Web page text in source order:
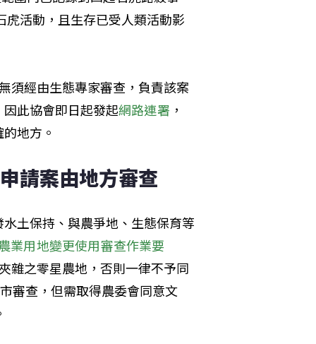
活動，且生存已受人類活動影
須經由生態專家審查，負責該案
此協會即日起發起網路連署 ，
地方。
請案由地方審查
土保持、與農爭地、生態保育等
業用地變更使用審查作業要
雜之零星農地，否則一律不予同
審查，但需取得農委會同意文